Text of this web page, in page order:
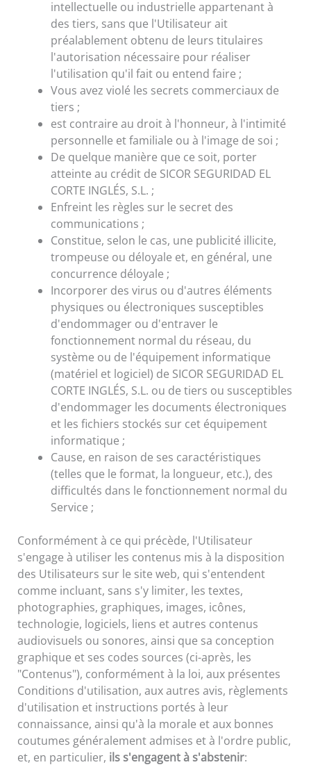
intellectuelle ou industrielle appartenant à
des tiers, sans que l'Utilisateur ait
préalablement obtenu de leurs titulaires
l'autorisation nécessaire pour réaliser
l'utilisation qu'il fait ou entend faire ;
Vous avez violé les secrets commerciaux de
tiers ;
est contraire au droit à l'honneur, à l'intimité
personnelle et familiale ou à l'image de soi ;
De quelque manière que ce soit, porter
atteinte au crédit de SICOR SEGURIDAD EL
CORTE INGLÉS, S.L. ;
Enfreint les règles sur le secret des
communications ;
Constitue, selon le cas, une publicité illicite,
trompeuse ou déloyale et, en général, une
concurrence déloyale ;
Incorporer des virus ou d'autres éléments
physiques ou électroniques susceptibles
d'endommager ou d'entraver le
fonctionnement normal du réseau, du
système ou de l'équipement informatique
(matériel et logiciel) de SICOR SEGURIDAD EL
CORTE INGLÉS, S.L. ou de tiers ou susceptibles
d'endommager les documents électroniques
et les fichiers stockés sur cet équipement
informatique ;
Cause, en raison de ses caractéristiques
(telles que le format, la longueur, etc.), des
difficultés dans le fonctionnement normal du
Service ;
Conformément à ce qui précède, l'Utilisateur
s'engage à utiliser les contenus mis à la disposition
des Utilisateurs sur le site web, qui s'entendent
comme incluant, sans s'y limiter, les textes,
photographies, graphiques, images, icônes,
technologie, logiciels, liens et autres contenus
audiovisuels ou sonores, ainsi que sa conception
graphique et ses codes sources (ci-après, les
"Contenus"), conformément à la loi, aux présentes
Conditions d'utilisation, aux autres avis, règlements
d'utilisation et instructions portés à leur
connaissance, ainsi qu'à la morale et aux bonnes
coutumes généralement admises et à l'ordre public,
et, en particulier, ils s'engagent à s'abstenir: